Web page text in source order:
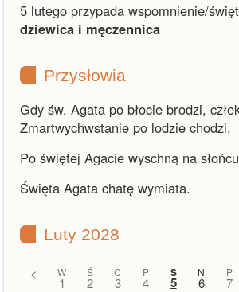
5 lutego przypada wspomnienie/
dziewica i męczennica
Przysłowia
Gdy św. Agata po błocie brodzi,
Zmartwychwstanie po lodzie chodzi.
Po świętej Agacie wyschną na
Święta Agata chatę wymiata.
Luty 2028
< W
1
Ś
2
C
3
P
4
S
5
N
6
P
7